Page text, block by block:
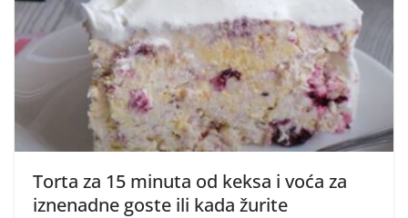
Torta za 15 minuta od keksa i voća za
iznenadne goste ili kada žurite